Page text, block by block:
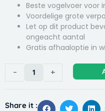
Beste vogelvoer voor
Voordelige grote
Let op dit product
ongeacht aantal
Gratis afhaaloptie in
-
Hobbyfirst
Inlandse
vogels
+
Share it :